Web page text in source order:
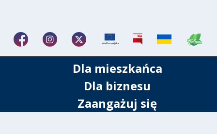
Dla mieszkańca
Dla biznesu
Zaangażuj się